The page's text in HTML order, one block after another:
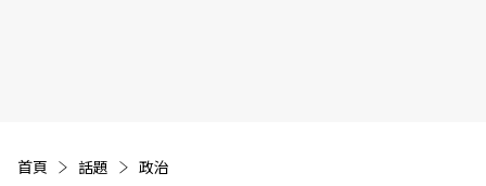
首頁 話題 政治